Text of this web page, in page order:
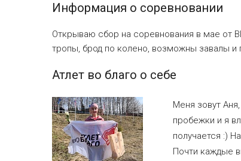
Информация о соревновании
Открываю сбор на соревнования в мае от
тропы, брод по колено, возможны завалы и
Атлет во благо о себе
Меня зовут
пробежки и я
получается :)
Почти каждые